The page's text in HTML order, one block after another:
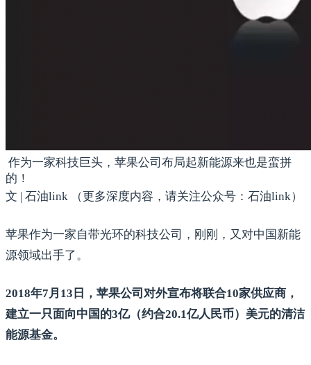
作为一家科技巨头，苹果公司布局起新能源来也是蛮拼
的！
文 | 石油link （更多深度内容，请关注公众号：石油link）
苹果作为一家自带光环的科技公司，刚刚，又对中国新能
源领域出手了。
2018年7月13日，苹果公司对外宣布将联合10家供应商，
建立一只面向中国的3亿（约合20.1亿人民币）美元的清洁
能源基金。